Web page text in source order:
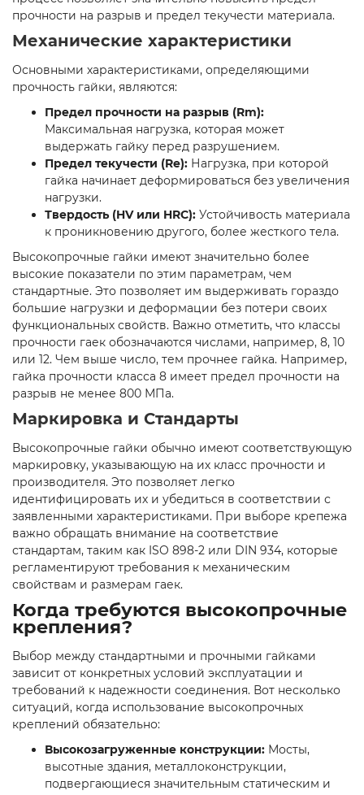
прочности на разрыв и предел текучести материала.
Механические характеристики
Основными характеристиками, определяющими
прочность гайки, являются:
Предел прочности на разрыв (Rm):
Максимальная нагрузка, которая может
выдержать гайку перед разрушением.
Предел текучести (Re): Нагрузка, при которой
гайка начинает деформироваться без увеличения
нагрузки.
Твердость (HV или HRC): Устойчивость материала
к проникновению другого, более жесткого тела.
Высокопрочные гайки имеют значительно более
высокие показатели по этим параметрам, чем
стандартные. Это позволяет им выдерживать гораздо
большие нагрузки и деформации без потери своих
функциональных свойств. Важно отметить, что классы
прочности гаек обозначаются числами, например, 8, 10
или 12. Чем выше число, тем прочнее гайка. Например,
гайка прочности класса 8 имеет предел прочности на
разрыв не менее 800 МПа.
Маркировка и Стандарты
Высокопрочные гайки обычно имеют соответствующую
маркировку, указывающую на их класс прочности и
производителя. Это позволяет легко
идентифицировать их и убедиться в соответствии с
заявленными характеристиками. При выборе крепежа
важно обращать внимание на соответствие
стандартам, таким как ISO 898-2 или DIN 934, которые
регламентируют требования к механическим
свойствам и размерам гаек.
Когда требуются высокопрочные
крепления?
Выбор между стандартными и прочными гайками
зависит от конкретных условий эксплуатации и
требований к надежности соединения. Вот несколько
ситуаций, когда использование высокопрочных
креплений обязательно:
Высокозагруженные конструкции: Мосты,
высотные здания, металлоконструкции,
подвергающиеся значительным статическим и